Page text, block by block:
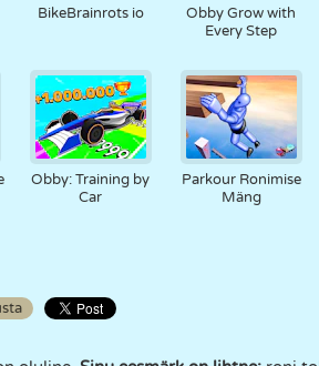
BikeBrainrots io
Obby Grow with
Every Step
Obby: Training by
Car
Parkour Ronimise
Mäng